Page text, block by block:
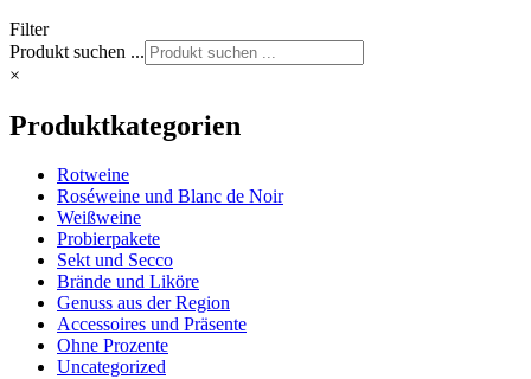
Filter
Produkt suchen ...
×
Produktkategorien
Rotweine
Roséweine und Blanc de Noir
Weißweine
Probierpakete
Sekt und Secco
Brände und Liköre
Genuss aus der Region
Accessoires und Präsente
Ohne Prozente
Uncategorized